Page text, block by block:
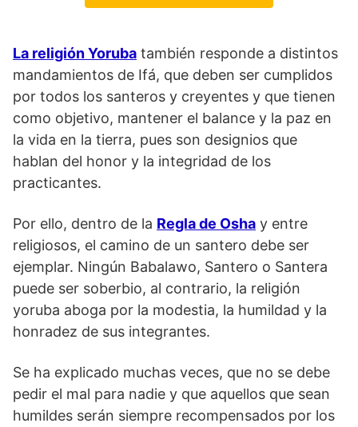
La religión Yoruba también responde a distintos
mandamientos de Ifá, que deben ser cumplidos
por todos los santeros y creyentes y que tienen
como objetivo, mantener el balance y la paz en
la vida en la tierra, pues son designios que
hablan del honor y la integridad de los
practicantes.
Por ello, dentro de la Regla de Osha y entre
religiosos, el camino de un santero debe ser
ejemplar. Ningún Babalawo, Santero o Santera
puede ser soberbio, al contrario, la religión
yoruba aboga por la modestia, la humildad y la
honradez de sus integrantes.
Se ha explicado muchas veces, que no se debe
pedir el mal para nadie y que aquellos que sean
humildes serán siempre recompensados por los